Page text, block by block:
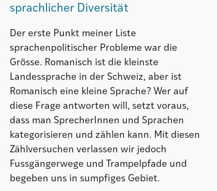
sprachlicher Diversität
Der erste Punkt meiner Liste
sprachenpolitischer Probleme war die
Grösse. Romanisch ist die kleinste
Landessprache in der Schweiz, aber ist
Romanisch eine kleine Sprache? Wer auf
diese Frage antworten will, setzt voraus,
dass man SprecherInnen und Sprachen
kategorisieren und zählen kann. Mit diesen
Zählversuchen verlassen wir jedoch
Fussgängerwege und Trampelpfade und
begeben uns in sumpfiges Gebiet.